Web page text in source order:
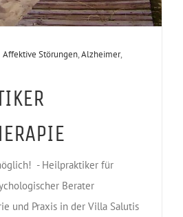
Affektive Störungen,Alzheimer,
- Heilpraktiker für
Berater
und Praxis in der Villa Salutis